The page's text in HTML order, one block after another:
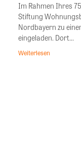
Im Rahmen Ihres
Stiftung
Nordbayern zu
eingeladen. Dort...
Weiterlesen